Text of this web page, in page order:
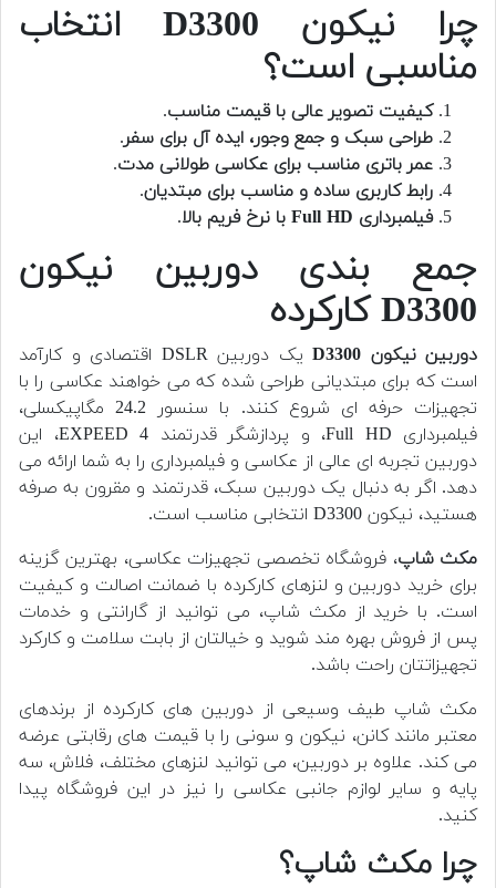
چرا نیکون D3300 انتخاب
مناسبی است؟
کیفیت تصویر عالی با قیمت مناسب.
طراحی سبک و جمع وجور، ایده آل برای سفر.
عمر باتری مناسب برای عکاسی طولانی مدت.
رابط کاربری ساده و مناسب برای مبتدیان.
فیلمبرداری Full HD با نرخ فریم بالا
.
جمع بندی دوربین نیکون
D3300 کارکرده
دوربین نیکون D3300
یک دوربین DSLR اقتصادی و کارآمد
است که برای مبتدیانی طراحی شده که می خواهند عکاسی را با
تجهیزات حرفه ای شروع کنند. با سنسور 24.2 مگاپیکسلی،
فیلمبرداری Full HD، و پردازشگر قدرتمند EXPEED 4، این
دوربین تجربه ای عالی از عکاسی و فیلمبرداری را به شما ارائه می
دهد. اگر به دنبال یک دوربین سبک، قدرتمند و مقرون به صرفه
هستید، نیکون D3300 انتخابی مناسب است.
مکث شاپ، فروشگاه تخصصی تجهیزات عکاسی، بهترین گزینه
برای خرید دوربین و لنزهای کارکرده با ضمانت اصالت و کیفیت
است. با خرید از مکث شاپ، می توانید از گارانتی و خدمات
پس از فروش بهره مند شوید و خیالتان از بابت سلامت و کارکرد
تجهیزاتتان راحت باشد.
مکث شاپ طیف وسیعی از دوربین های کارکرده از برندهای
معتبر مانند کانن، نیکون و سونی را با قیمت های رقابتی عرضه
می کند. علاوه بر دوربین، می توانید لنزهای مختلف، فلاش، سه
پایه و سایر لوازم جانبی عکاسی را نیز در این فروشگاه پیدا
کنید.
چرا مکث شاپ؟